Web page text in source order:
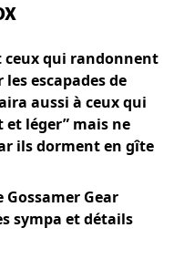
qui randonnent
escapades de
aussi à ceux qui
léger” mais ne
ils dorment en gîte
Gossamer Gear
sympa et détails